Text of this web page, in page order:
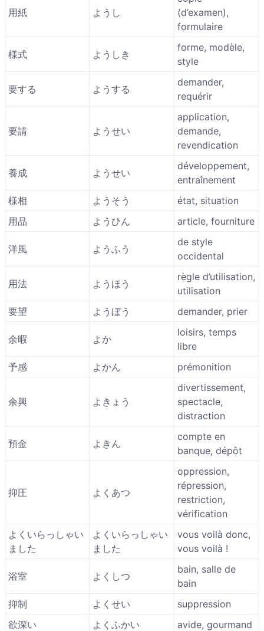
用紙 ようし
(d’examen),
formulaire
様式 ようしき
forme, modèle,
style
要する ようする
demander,
requérir
要請 ようせい
application,
demande,
revendication
養成 ようせい
développement,
entraînement
様相
ようそう
état, situation
用品
ようひん article, fourniture
洋風 ようふう
de style
occidental
用法 ようほう
règle d’utilisation,
utilisation
要望
ようぼう demander, prier
余暇 よか
loisirs, temps
libre
予感
よかん prémonition
余興 よきょう
divertissement,
spectacle,
distraction
預金 よきん
compte en
banque, dépôt
抑圧 よくあつ
oppression,
répression,
restriction,
vérification
よくいらっしゃい
ました
よくいらっしゃい
ました
vous voilà donc,
vous voilà !
浴室 よくしつ
bain, salle de
bain
抑制
よくせい
suppression
欲深い
よくふかい
avide, gourmand